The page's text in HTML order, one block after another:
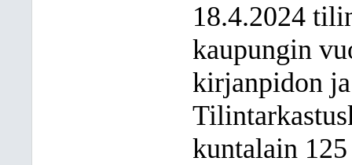
18.4.2024
kaupungin
kirjanpidon
kuntalain